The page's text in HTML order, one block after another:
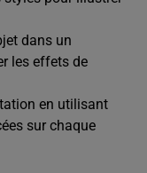
dans un
les effets de
en utilisant
sur chaque